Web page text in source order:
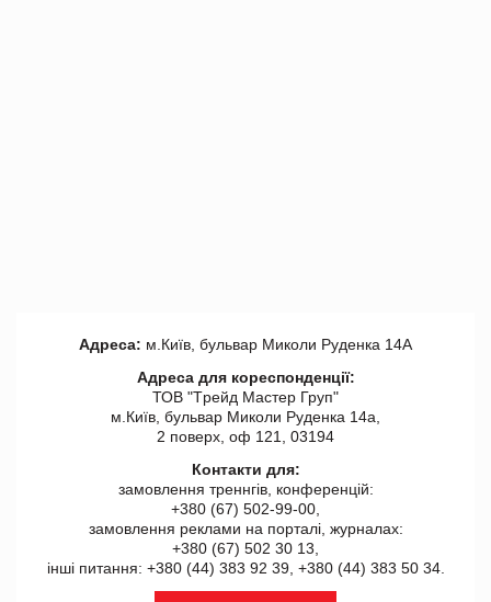
Адреса: м.Київ, бульвар Миколи Руденка 14А
Адреса для кореспонденції:
ТОВ "Tрейд Мастер Груп"
м.Київ, бульвар Миколи Руденка 14а,
2 поверх, оф 121, 03194
Контакти для:
замовлення треннгів, конференцій:
+380 (67) 502-99-00,
замовлення реклами на порталі, журналах:
+380 (67) 502 30 13,
інші питання: +380 (44) 383 92 39, +380 (44) 383 50 34.